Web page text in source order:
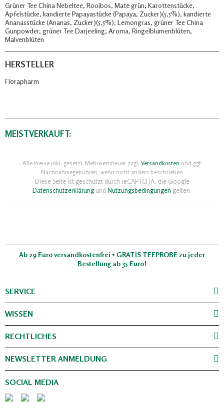
Grüner Tee China Nebeltee, Rooibos, Mate grün, Karottenstücke,
Apfelstücke, kandierte Papayastücke (Papaya, Zucker)(5,5%), kandierte
Ananasstücke (Ananas, Zucker)(5,5%), Lemongras, grüner Tee China
Gunpowder, grüner Tee Darjeeling, Aroma, Ringelblumenblüten,
Malvenblüten
HERSTELLER
Florapharm
MEISTVERKAUFT:
Alle Preise inkl. gesetzl. Mehrwertsteuer zzgl. Versandkosten und ggf.
Nachnahmegebühren, wenn nicht anders beschrieben
Diese Seite ist geschützt durch reCAPTCHA, die Google
Datenschutzerklärungund Nutzungsbedingungen gelten.
Ab 29 Euro versandkostenfrei • GRATIS TEEPROBE zu jeder
Bestellung ab 35 Euro!
SERVICE
WISSEN
RECHTLICHES
NEWSLETTER ANMELDUNG
SOCIAL MEDIA